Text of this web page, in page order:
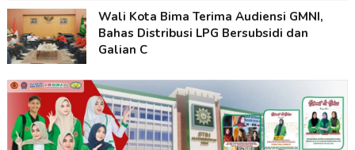
Wali Kota Bima Terima Audiensi GMNI,
Bahas Distribusi LPG Bersubsidi dan
Galian C